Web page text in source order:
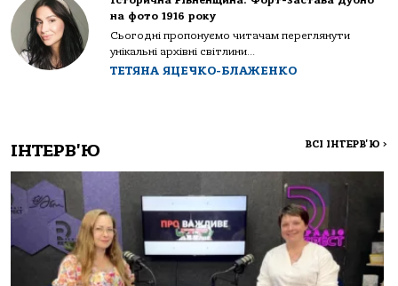
на фото 1916 року
Сьогодні пропонуємо читачам переглянути
унікальні архівні світлини...
ТЕТЯНА ЯЦЕЧКО-БЛАЖЕНКО
ІНТЕРВ'Ю ВСІ ІНТЕРВ'Ю >